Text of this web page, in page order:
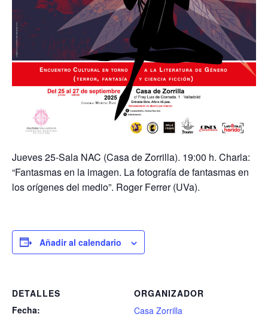
Jueves 25-Sala NAC (Casa de Zorrilla). 19:00 h. Charla:
“Fantasmas en la imagen. La fotografía de fantasmas en
los orígenes del medio”. Roger Ferrer (UVa).
Añadir al calendario
DETALLES
Fecha:
ORGANIZADOR
Casa Zorrilla